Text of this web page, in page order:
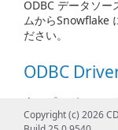
ODBC データソー
ムからSnowflake
ださい。
ODBC
次のプログラミン
よびサポートされ
Copyright (c) 2026